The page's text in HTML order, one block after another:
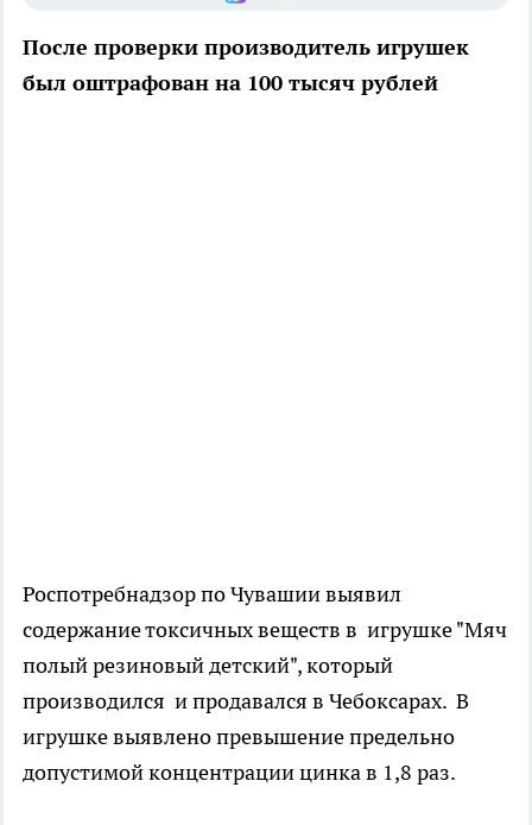
После проверки производитель игрушек
был оштрафован на 100 тысяч рублей
Роспотребнадзор по Чувашии выявил
содержание токсичных веществ в игрушке "Мяч
полый резиновый детский", который
производился и продавался в Чебоксарах. В
игрушке выявлено превышение предельно
допустимой концентрации цинка в 1,8 раз.